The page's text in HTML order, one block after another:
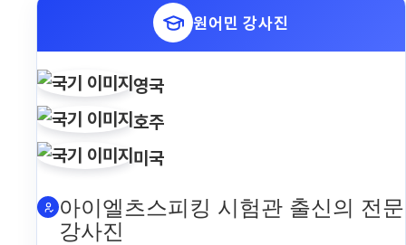
원어민 강사진
영국
호주
미국
아이엘츠스피킹 시험관 출신의 전문
강사진